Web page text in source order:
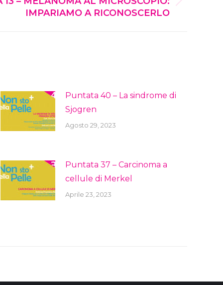
IMPARIAMO A RICONOSCERLO
Puntata 40 – La sindrome di
Sjogren
Agosto 29, 2023
Puntata 37 – Carcinoma a
cellule di Merkel
Aprile 23, 2023